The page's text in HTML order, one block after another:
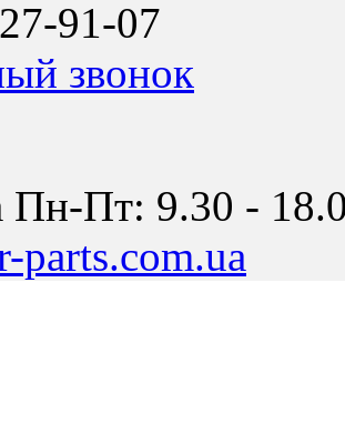
91-07
звонок
Пн-Пт: 9.30 -
parts.com.ua